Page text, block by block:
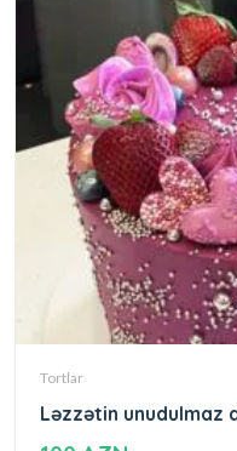
Tortlar
Ləzzətin unudulmaz